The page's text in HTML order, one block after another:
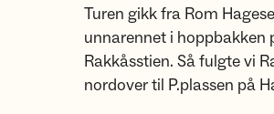
Turen gikk fra Rom
unnarennet i hoppbakken
Rakkåsstien. Så fulgte vi
nordover til P.plassen på